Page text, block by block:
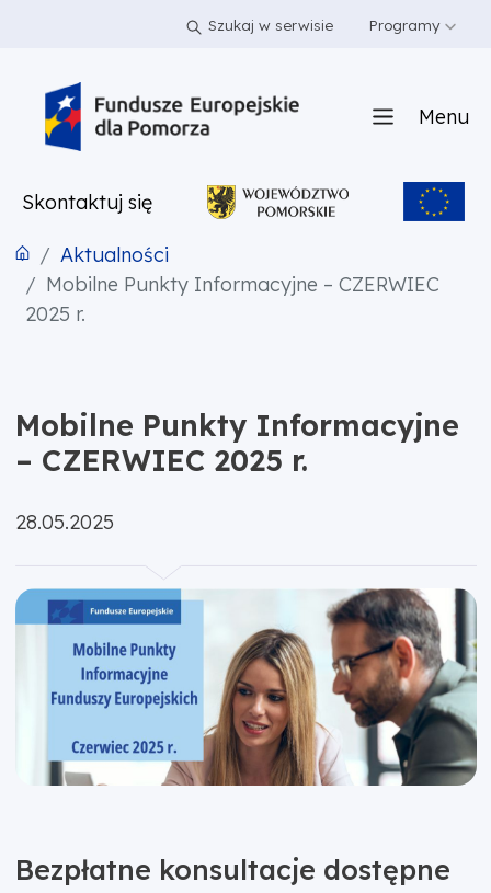
PRZEJDŹ DO TREŚCI Szukaj w serwisie Programy
Menu
Skontaktuj się
Aktualności
Mobilne Punkty Informacyjne – CZERWIEC
2025 r.
Mobilne Punkty Informacyjne
– CZERWIEC 2025 r.
Opublikowano:
28.05.2025
Bezpłatne konsultacje dostępne